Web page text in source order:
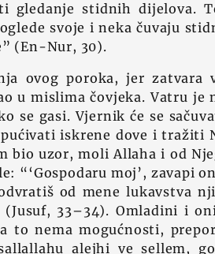
gledanje stidnih dijelova.
svoje i neka čuvaju
(En-Nur, 30).
ovog poroka, jer
u mislima čovjeka. Vatru je
se gasi. Vjernik će se
iskrene dove i tražiti
bio uzor, moli Allaha i od
“‘Gospodaru moj’, zavapi
od mene lukavstva
33–34). Omladini i
nema mogućnosti,
alejhi ve sellem,